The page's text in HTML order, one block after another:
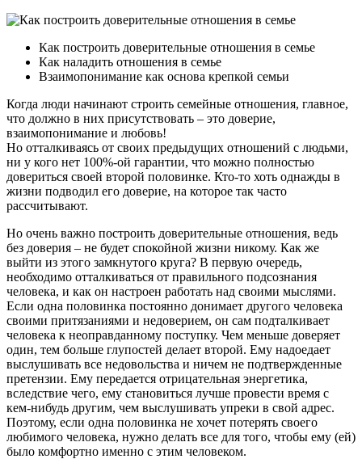
Как построить доверительные отношения в семье
Как наладить отношения в семье
Взаимопонимание как основа крепкой семьи
Когда люди начинают строить семейные отношения, главное,
что должно в них присутствовать – это доверие,
взаимопонимание и любовь!
Но отталкиваясь от своих предыдущих отношений с людьми,
ни у кого нет 100%-ой гарантии, что можно полностью
довериться своей второй половинке. Кто-то хоть однажды в
жизни подводил его доверие, на которое так часто
рассчитывают.
Но очень важно построить доверительные отношения, ведь
без доверия – не будет спокойной жизни никому. Как же
выйти из этого замкнутого круга? В первую очередь,
необходимо отталкиваться от правильного подсознания
человека, и как он настроен работать над своими мыслями.
Если одна половинка постоянно донимает другого человека
своими притязаниями и недоверием, он сам подталкивает
человека к неоправданному поступку. Чем меньше доверяет
один, тем больше глупостей делает второй. Ему надоедает
выслушивать все недовольства и ничем не подтвержденные
претензии. Ему передается отрицательная энергетика,
вследствие чего, ему становиться лучше провести время с
кем-нибудь другим, чем выслушивать упреки в свой адрес.
Поэтому, если одна половинка не хочет потерять своего
любимого человека, нужно делать все для того, чтобы ему (ей)
было комфортно именно с этим человеком.